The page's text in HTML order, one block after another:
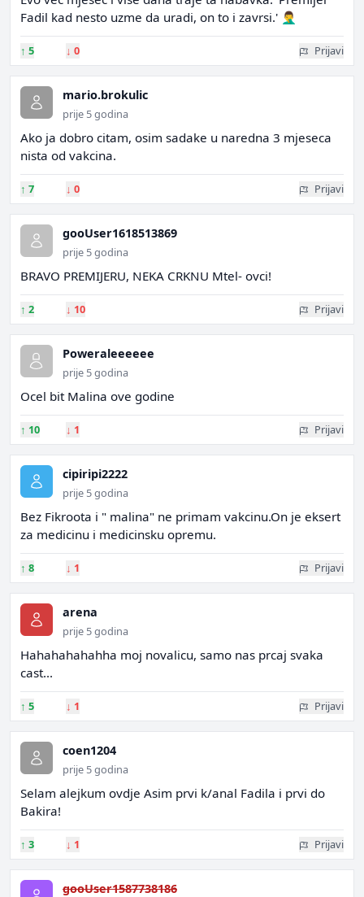
Fadil kad nesto uzme da uradi, on to i zavrsi.' 🤦‍♂️
↑ 5 ↓ 0 Prijavi
mario.brokulic
prije 5 godina
Ako ja dobro citam, osim sadake u naredna 3 mjeseca
nista od vakcina.
↑ 7 ↓ 0 Prijavi
gooUser1618513869
prije 5 godina
BRAVO PREMIJERU, NEKA CRKNU Mtel- ovci!
↑ 2 ↓ 10 Prijavi
Poweraleeeeee
prije 5 godina
Ocel bit Malina ove godine
↑ 10 ↓ 1 Prijavi
cipiripi2222
prije 5 godina
Bez Fikroota i " malina" ne primam vakcinu.On je eksert
za medicinu i medicinsku opremu.
↑ 8 ↓ 1 Prijavi
arena
prije 5 godina
Hahahahahahha moj novalicu, samo nas prcaj svaka
cast...
↑ 5 ↓ 1 Prijavi
coen1204
prije 5 godina
Selam alejkum ovdje Asim prvi k/anal Fadila i prvi do
Bakira!
↑ 3 ↓ 1 Prijavi
gooUser1587738186